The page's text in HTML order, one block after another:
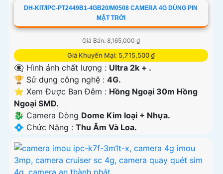
DH-KIT/IPC-PT2449B1-4GB20/M0508 CAMERA 4G DÙNG PIN
MẶT TRỜI
Giá Bán: 8,165,000 ₫
Giá Khuyến Mại: 5,715,500 ₫
👁️‍🗨 Hình ảnh chất lượng : Ultra 2k + .
🏆 Sử dụng công nghệ : 4G.
⭐ Xem Được Ban Đêm : Hồng Ngoại 30m Hồng
Ngoại SMD.
🐉️ Camera Dòng Dome Kim loại + Nhựa.
️💠 Chức Năng : Thu Âm Và Loa.